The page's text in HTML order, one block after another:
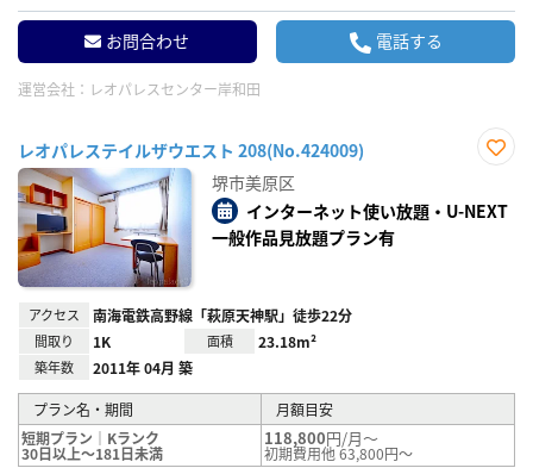
お問合わせ 電話する
運営会社： レオパレスセンター岸和田
レオパレステイルザウエスト 208(No.424009)
り登
録
堺市美原区
インターネット使い放題・U-NEXT
一般作品見放題プラン有
アクセス 南海電鉄高野線「萩原天神駅」徒歩22分
間取り 1K 面積 23.18m²
築年数 2011年 04月 築
プラン名・期間
月額目安
短期プラン｜Kランク
30日以上～181日未満
118,800円/月～
初期費用他 63,800円～